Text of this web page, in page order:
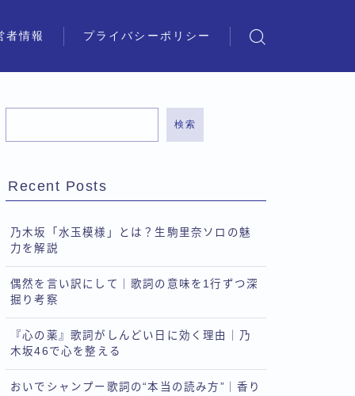
者情報 プライバシーポリシー
検索
Recent Posts
乃木坂「水玉模様」とは？生駒里奈ソロの魅
力を解説
偶然を言い訳にして｜歌詞の意味を1行ずつ深
掘り考察
『心の薬』歌詞がしんどい日に効く理由｜乃
木坂46で心を整える
おいでシャンプー歌詞の“本当の読み方”｜香り